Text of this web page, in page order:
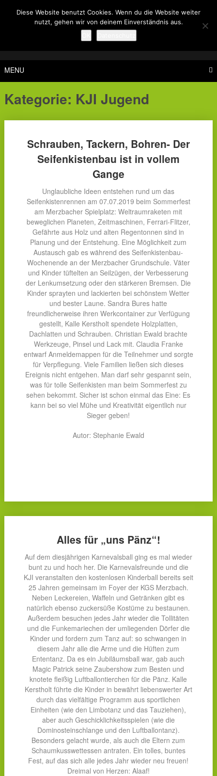
MENU
Kategorie: KJI Jugend
Schrauben, Tackern, Bohren- Der
Seifenkistenbau ist in vollem
Gange
Unglaubliche Ideen entstehen rund um das
Seifenkistenrennen am 07.07.2019 beim Sommerfest
am Merzbacher Spielplatz: Weltraumraketen mit
beweglichen Planeten, Zeitmaschinen, Ferrari-Flitzer,
Gefährte aus Holz und alten Regentonnen sind in
Planung und der Entstehung. Eine Möglichkeit zum
Austausch gab es während des Seifenkistenbau-
Wochenende an der Merzbacher Grundschule. Väter
und Kinder tüftelten an Seilzügen, der Verbesserung
der Lenkumsetzung oder den stärkeren Bremsen. Die
Kinder sprayten und lackierten bei schönstem Wetter
und bester Laune. Sandra Bures hatte
freundlicherweise ihren Werkcontainer zur Verfügung
gestellt, Kalle Kerstholt spendete Holzplatten,
Dachlatten und Schrauben. Christian Ewald brachte
Werkzeuge, Pinsel und Lack mit. Claudia Franke
entwarf Anmeldemappen für die Teilnehmer und sorgte
für Verpflegung. Viele Familien ließen sich dieses
Ereignis nicht entgehen. Man darf sehr gespannt sein,
was für tolle Seifenkisten man beim Sommerfest zu
sehen bekommt. Sicher ist schon einmal das Eine: Es
kann bei so viel Mühe und Kreativität eigentlich nur
Sieger geben!
Autor: Stephanie Ewald
Alles für „uns Pänz“!
Auf dem diesjährigen Karnevalsball ging es mal wieder
bunt zu und hoch her. Die Karnevalsfreunde und die
KJI veranstalten den kostenlosen Kinderball bereits seit
25 Jahren gemeinsam im Foyer der KGS Merzbach.
Neben Leckereien, Waffeln und Getränken gibt es
natürlich ebenso zuckersüße Kostüme zu bestaunen.
Außerdem besuchen jedes Jahr wieder die Tollitäten
und die Funkemariechen der umliegenden Dörfer die
Kinder und fordern zum Tanz auf: so schwangen in
diesem Jahr alle die Arme und die Hüften zum
Ententanz. Da es ein Jubiläumsball war, gab auch
Magic Patrick seine Zaubershow zum Besten und
knotete fleißig Luftballontierchen für die Pänz. Kalle
Kerstholt führte die Kinder in bewährt liebenswerter Art
durch das vielfältige Programm aus sportlichen
Einheiten (wie den Limbotanz und das Tauziehen),
aber auch Geschicklichkeitsspielen (wie die
Dominosteinschlange und den Luftballontanz).
Besonders gelacht wurde, als auch die Eltern zum
Schaumkusswettessen antraten. Ein tolles, buntes
Fest, auf das sich alle jedes Jahr wieder neu freuen!
Dreimal von Herzen: Alaaf!
navigation
Diese Website benutzt Cookies. Wenn du die Website weiter
nutzt, gehen wir von deinem Einverständnis aus.